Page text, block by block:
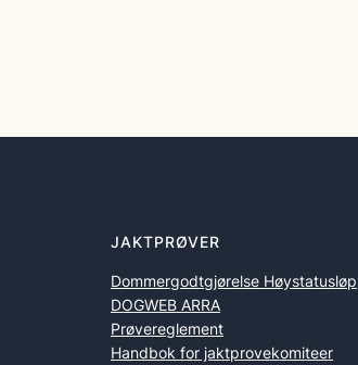
JAKTPRØVER
Dommergodtgjørelse Høystatusløp
DOGWEB ARRA
Prøvereglement
Handbok for jaktprovekomiteer